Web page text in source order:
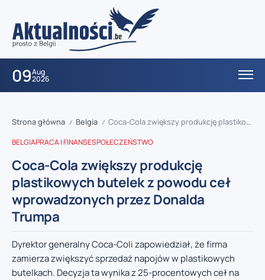
09Aug
2026
Strona główna / Belgia / Coca-Cola zwiększy produkcję plastikowych butelek z powodu ceł wprowadzonych przez Donalda Trumpa
BELGIAPRACA I FINANSESPOŁECZEŃSTWO
Coca-Cola zwiększy produkcję
plastikowych butelek z powodu ceł
wprowadzonych przez Donalda
Trumpa
Dyrektor generalny Coca-Coli zapowiedział, że firma
zamierza zwiększyć sprzedaż napojów w plastikowych
butelkach. Decyzja ta wynika z 25-procentowych ceł na